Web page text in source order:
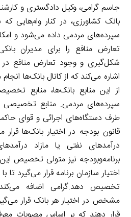
جاسم گرامی، وکیل دادگستری و
بانک کشاورزی، در کنار وام‌هایی که
سپرده‌های مردمی داده می‌شود و
تعارض منافع را برای مدیران
شکل‌گیری و وجود تعارض منافع در
اشاره می‌کند که از کانال بانک‌ها
از این منابع بانک‌ها، منابع
سپرده‌های مردمی. منابع تخصیصی
طرف دستگاه‌های اجرائی و قوای
قانون بودجه در اختیار بانک‌ها قرار
درآمدهای نفتی یا مازاد
برنامه‌و‌بودجه نیز متولی تخصیص
اختیار سازمان برنامه قرار می‌گیرد تا
تخصیص دهد.گرامی اضافه
مشخص در اختیار هر بانک قرار